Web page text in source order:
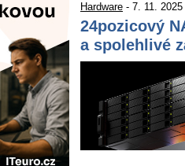
Hardware - 7. 11.
24pozicový
a spolehlivé